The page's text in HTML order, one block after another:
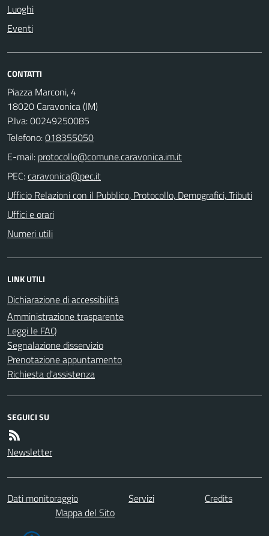
Luoghi
Eventi
CONTATTI
Piazza Marconi, 4
18020 Caravonica (IM)
P.Iva: 00249250085
Telefono:018355050
E-mail:
PEC:
Ufficio Relazioni con il Pubblico, Protocollo, Demografici, Tributi
Uffici e orari
Numeri utili
LINK UTILI
Dichiarazione di accessibilità
Amministrazione trasparente
Leggi le FAQ
Segnalazione disservizio
Prenotazione appuntamento
Richiesta d'assistenza
SEGUICI SU
Newsletter
Dati monitoraggio Servizi
Credits
Mappa del Sito